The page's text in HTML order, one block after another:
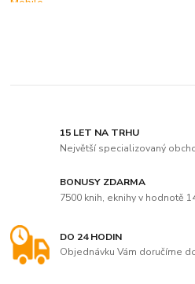
15 LET NA TRHU
Největší specializovaný
BONUSY ZDARMA
7500 knih, eknihy v hodnotě
DO 24 HODIN
Objednávku Vám doručíme